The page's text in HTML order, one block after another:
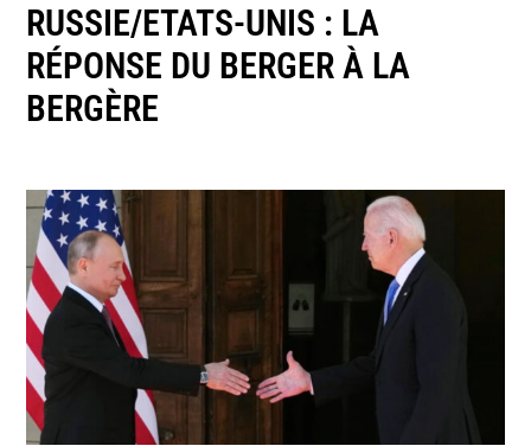
RUSSIE/ETATS-UNIS : LA
RÉPONSE DU BERGER À LA
BERGÈRE